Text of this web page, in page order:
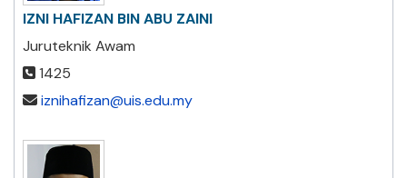
IZNI HAFIZAN BIN ABU ZAINI
Juruteknik Awam
1425
iznihafizan@uis.edu.my